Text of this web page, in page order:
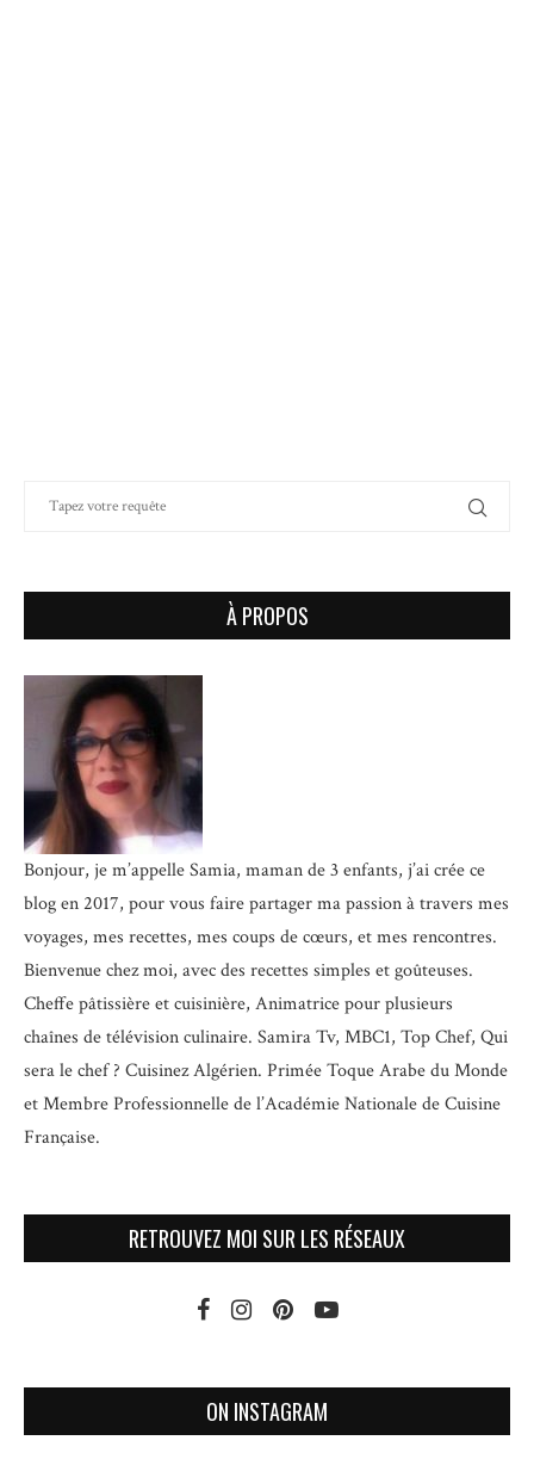
À PROPOS
Bonjour, je m’appelle Samia, maman de 3 enfants, j’ai crée ce
blog en 2017, pour vous faire partager ma passion à travers mes
voyages, mes recettes, mes coups de cœurs, et mes rencontres.
Bienvenue chez moi, avec des recettes simples et goûteuses.
Cheffe pâtissière et cuisinière, Animatrice pour plusieurs
chaînes de télévision culinaire. Samira Tv, MBC1, Top Chef, Qui
sera le chef ? Cuisinez Algérien. Primée Toque Arabe du Monde
etMembre Professionnelle de l’Académie Nationale de Cuisine
Française.
RETROUVEZ MOI SUR LES RÉSEAUX
ON INSTAGRAM